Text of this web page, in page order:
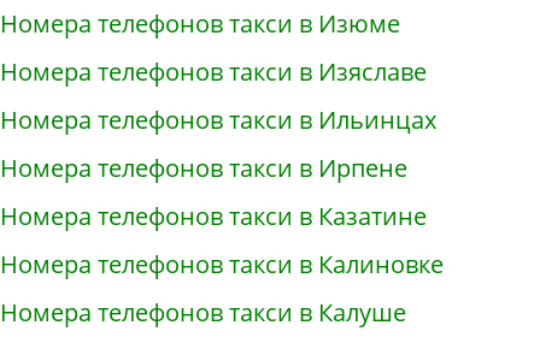
Номера телефонов такси в Изюме
Номера телефонов такси в Изяславе
Номера телефонов такси в Ильинцах
Номера телефонов такси в Ирпене
Номера телефонов такси в Казатине
Номера телефонов такси в Калиновке
Номера телефонов такси в Калуше